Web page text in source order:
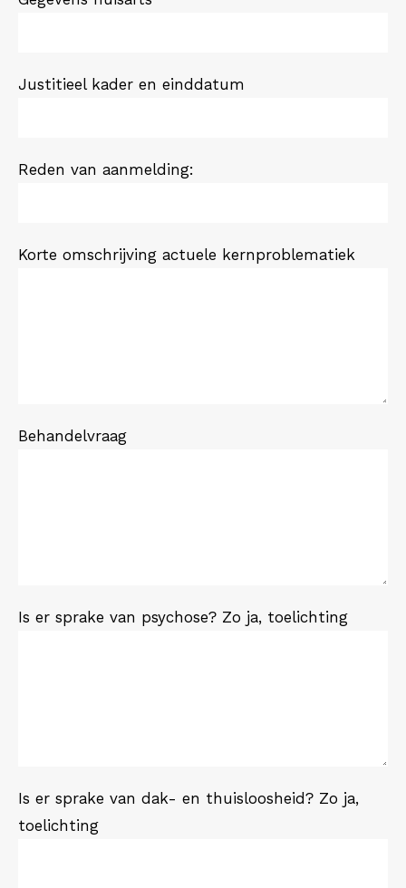
Justitieel kader en einddatum
Reden van aanmelding:
Korte omschrijving actuele kernproblematiek
Behandelvraag
Is er sprake van psychose? Zo ja, toelichting
Is er sprake van dak- en thuisloosheid? Zo ja,
toelichting